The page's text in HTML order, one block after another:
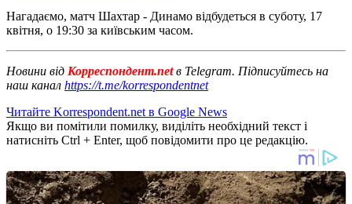
Нагадаємо, матч Шахтар - Динамо відбудеться в суботу, 17
квітня, о 19:30 за київським часом.
Новини від Корреспондент.netв Telegram. Підписуйтесь на
наш канал https://t.me/korrespondentnet
Читайте Korrespondent.net в Google News
Якщо ви помітили помилку, виділіть необхідний текст і
натисніть Ctrl + Enter, щоб повідомити про це редакцію.